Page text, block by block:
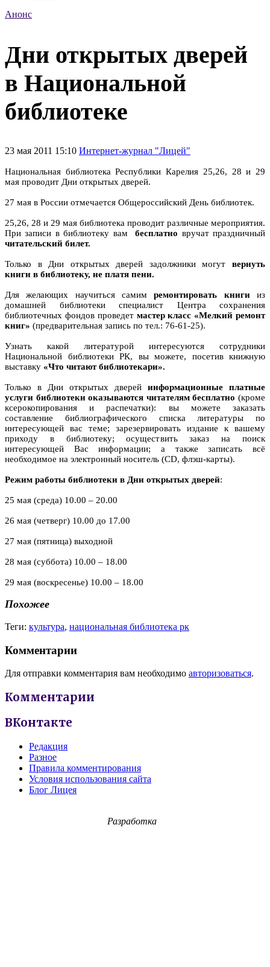
Анонс
Дни открытых дверей
в Национальной
библиотеке
23 мая 2011 15:10 Интернет-журнал "Лицей"
Национальная библиотека Республики Карелия 25,26, 28 и 29
мая проводит Дни открытых дверей.
27 мая в России отмечается Общероссийский День библиотек.
25,26, 28 и 29 мая библиотека проводит различные мероприятия.
При записи в библиотеку вамбесплатно вручат праздничный
читательский билет.
Только в Дни открытых дверей задолжники могут вернуть
книги в библиотеку, не платя пени.
Для желающих научиться самим ремонтировать книги из
домашней библиотеки специалист Центра сохранения
библиотечных фондов проведет мастер класс «Мелкий ремонт
книг» (предварительная запись по тел.: 76-61-25).
Узнать какой литературой интересуются сотрудники
Национальной библиотеки РК, вы можете, посетив книжную
выставку «Что читают библиотекари».
Только в Дни открытых дверей информационные платные
услуги библиотеки оказываются читателям бесплатно (кроме
ксерокопирования и распечатки): вы можете заказать
составление библиографического списка литературы по
интересующей вас теме; зарезервировать издание к вашему
приходу в библиотеку; осуществить заказ на поиск
интересующей Вас информации; а также записать всё
необходимое на электронный носитель (CD, флэш-карты).
Режим работы библиотеки в Дни открытых дверей:
25 мая (среда) 10.00 – 20.00
26 мая (четверг) 10.00 до 17.00
27 мая (пятница) выходной
28 мая (суббота) 10.00 – 18.00
29 мая (воскресенье) 10.00 – 18.00
Похожее
Теги: культура, национальная библиотека рк
Комментарии
Для отправки комментария вам необходимо авторизоваться.
Комментарии
ВКонтакте
Редакция
Разное
Правила комментирования
Условия использования сайта
Блог Лицея
Разработка